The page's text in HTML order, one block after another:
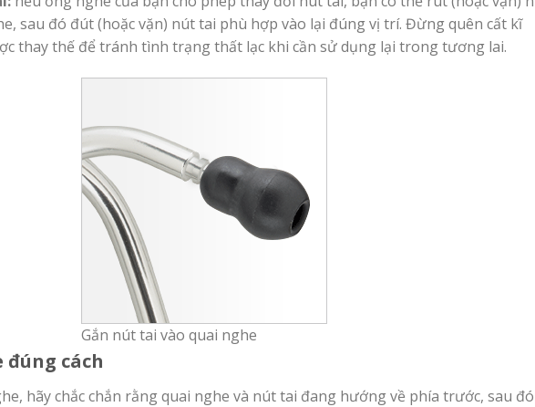
sau đó đút (hoặc vặn) nút tai phù hợp vào lại đúng vị trí. Đừng quên cất kĩ
thay thế để tránh tình trạng thất lạc khi cần sử dụng lại trong tương lai.
Gắn nút tai vào quai nghe
đúng cách
hãy chắc chắn rằng quai nghe và nút tai đang hướng về phía trước, sau đó